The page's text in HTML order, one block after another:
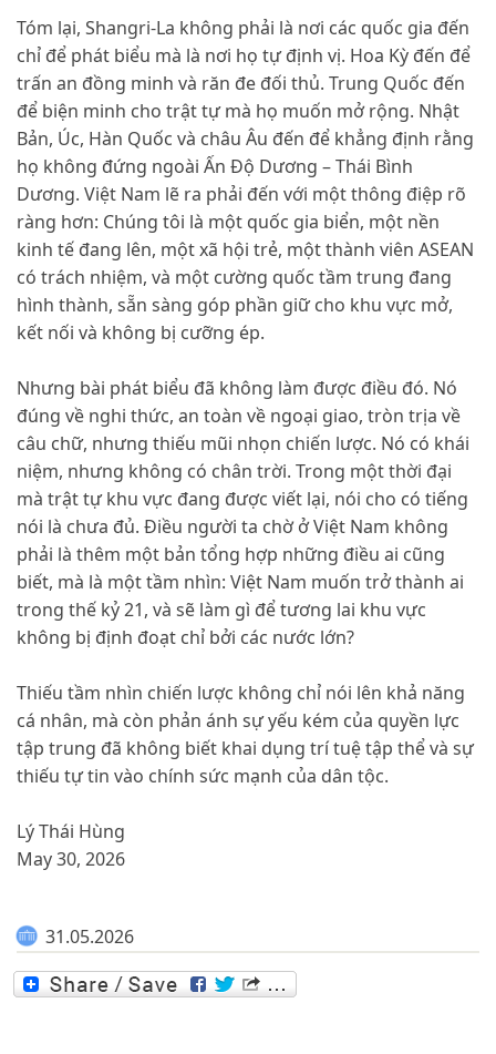
Tóm lại, Shangri-La không phải là nơi các quốc gia đến
chỉ để phát biểu mà là nơi họ tự định vị. Hoa Kỳ đến để
trấn an đồng minh và răn đe đối thủ. Trung Quốc đến
để biện minh cho trật tự mà họ muốn mở rộng. Nhật
Bản, Úc, Hàn Quốc và châu Âu đến để khẳng định rằng
họ không đứng ngoài Ấn Độ Dương – Thái Bình
Dương. Việt Nam lẽ ra phải đến với một thông điệp rõ
ràng hơn: Chúng tôi là một quốc gia biển, một nền
kinh tế đang lên, một xã hội trẻ, một thành viên ASEAN
có trách nhiệm, và một cường quốc tầm trung đang
hình thành, sẵn sàng góp phần giữ cho khu vực mở,
kết nối và không bị cưỡng ép.
Nhưng bài phát biểu đã không làm được điều đó. Nó
đúng về nghi thức, an toàn về ngoại giao, tròn trịa về
câu chữ, nhưng thiếu mũi nhọn chiến lược. Nó có khái
niệm, nhưng không có chân trời. Trong một thời đại
mà trật tự khu vực đang được viết lại, nói cho có tiếng
nói là chưa đủ. Điều người ta chờ ở Việt Nam không
phải là thêm một bản tổng hợp những điều ai cũng
biết, mà là một tầm nhìn: Việt Nam muốn trở thành ai
trong thế kỷ 21, và sẽ làm gì để tương lai khu vực
không bị định đoạt chỉ bởi các nước lớn?
Thiếu tầm nhìn chiến lược không chỉ nói lên khả năng
cá nhân, mà còn phản ánh sự yếu kém của quyền lực
tập trung đã không biết khai dụng trí tuệ tập thể và sự
thiếu tự tin vào chính sức mạnh của dân tộc.
Lý Thái Hùng
May 30, 2026
31.05.2026